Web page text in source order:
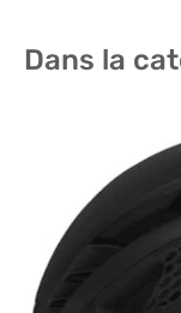
Dans la